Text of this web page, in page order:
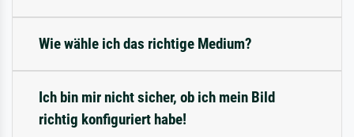
Wie wähle ich das richtige Medium?
Ich bin mir nicht sicher, ob ich mein Bild
richtig konfiguriert habe!